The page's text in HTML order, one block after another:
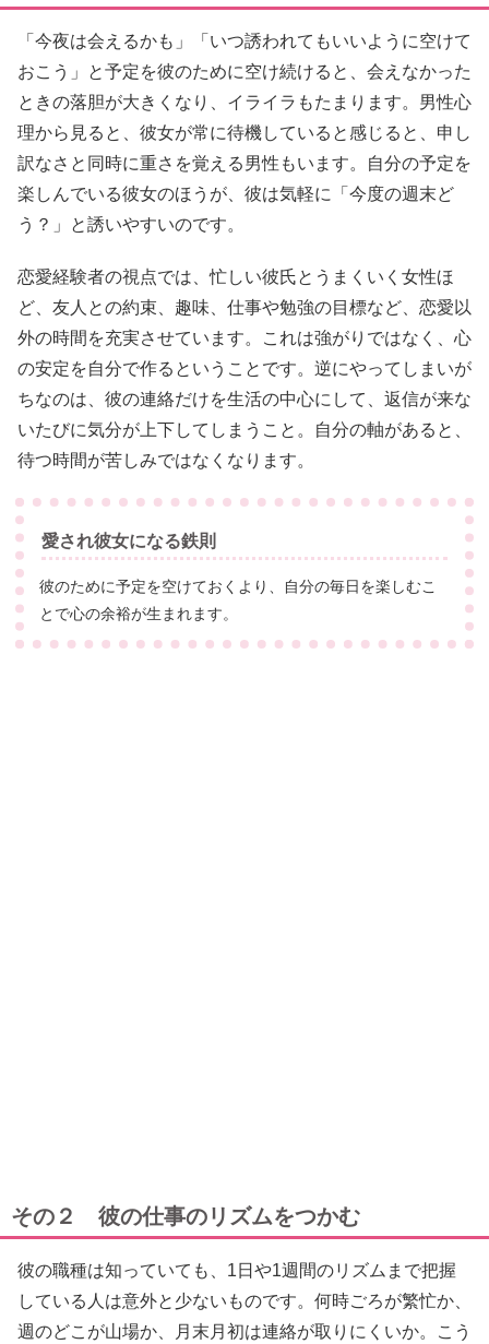
「今夜は会えるかも」「いつ誘われてもいいように空けて
おこう」と予定を彼のために空け続けると、会えなかった
ときの落胆が大きくなり、イライラもたまります。男性心
理から見ると、彼女が常に待機していると感じると、申し
訳なさと同時に重さを覚える男性もいます。自分の予定を
楽しんでいる彼女のほうが、彼は気軽に「今度の週末ど
う？」と誘いやすいのです。
恋愛経験者の視点では、忙しい彼氏とうまくいく女性ほ
ど、友人との約束、趣味、仕事や勉強の目標など、恋愛以
外の時間を充実させています。これは強がりではなく、心
の安定を自分で作るということです。逆にやってしまいが
ちなのは、彼の連絡だけを生活の中心にして、返信が来な
いたびに気分が上下してしまうこと。自分の軸があると、
待つ時間が苦しみではなくなります。
愛され彼女になる鉄則
彼のために予定を空けておくより、自分の毎日を楽しむこ
とで心の余裕が生まれます。
その２ 彼の仕事のリズムをつかむ
彼の職種は知っていても、1日や1週間のリズムまで把握
している人は意外と少ないものです。何時ごろが繁忙か、
週のどこが山場か、月末月初は連絡が取りにくいか。こう